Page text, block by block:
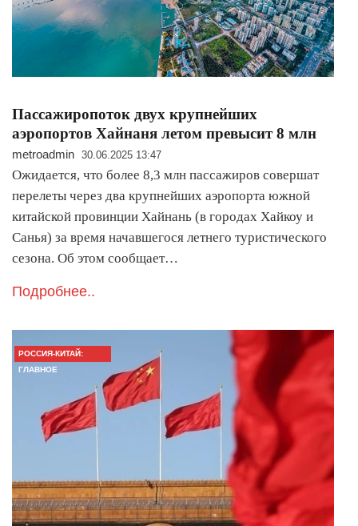
Пассажиропоток двух крупнейших
аэропортов Хайнаня летом превысит 8 млн
metroadmin 30.06.2025 13:47
Ожидается, что более 8,3 млн пассажиров совершат
перелеты через два крупнейших аэропорта южной
китайской провинции Хайнань (в городах Хайкоу и
Санья) за время начавшегося летнего туристического
сезона. Об этом сообщает…
Подробнее..
РОССИЯ-КИТАЙ:
ГЛАВНОЕ